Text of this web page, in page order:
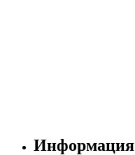
Информация